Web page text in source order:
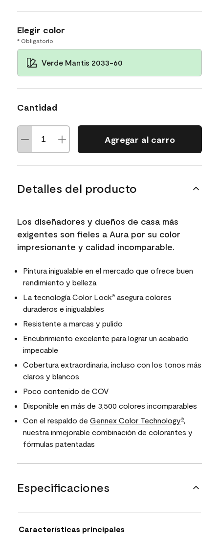
Elegir color
* Obligatorio
Verde Mantis 2033-60
Cantidad
Agregar al carro
Detalles del producto
Los diseñadores y dueños de casa más
exigentes son fieles a Aura por su color
impresionante y calidad incomparable.
Pintura inigualable en el mercado que ofrece buen
rendimiento y belleza
La tecnología Color Lock® asegura colores
duraderos e inigualables
Resistente a marcas y pulido
Encubrimiento excelente para lograr un acabado
impecable
Cobertura extraordinaria, incluso con los tonos más
claros y blancos
Poco contenido de COV
Disponible en más de 3,500 colores incomparables
Con el respaldo de Gennex Color Technology®,
nuestra inmejorable combinación de colorantes y
fórmulas patentadas
Especificaciones
Características principales